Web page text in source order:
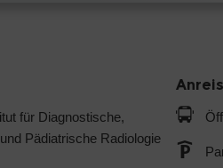
für Diagnostische,
Pädiatrische Radiologie